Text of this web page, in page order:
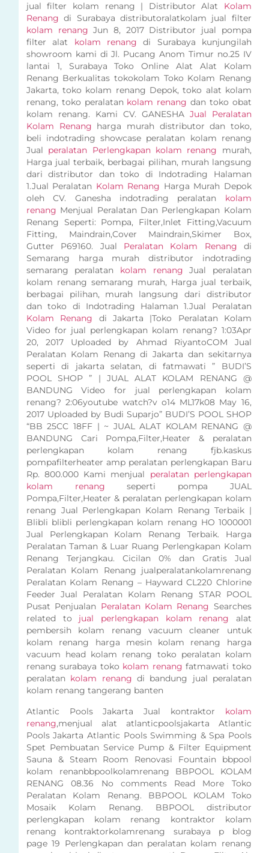
jual filter kolam renang | Distributor Alat Kolam
Renang di Surabaya distributoralatkolam jual filter
kolam renang Jun 8, 2017 Distributor jual pompa
filter alat kolam renang di Surabaya kunjungilah
showroom kami di Jl. Pucang Anom Timur no.25 IV
lantai 1, Surabaya Toko Online Alat Alat Kolam
Renang Berkualitas tokokolam Toko Kolam Renang
Jakarta, toko kolam renang Depok, toko alat kolam
renang, toko peralatankolam renang dan toko obat
kolam renang. Kami CV. GANESHA Jual Peralatan
Kolam Renang harga murah distributor dan toko,
beli indotrading showcase peralatan kolam renang
Jual peralatan Perlengkapan kolam renang murah,
Harga jual terbaik, berbagai pilihan, murah langsung
dari distributor dan toko di Indotrading Halaman
1.Jual Peralatan Kolam Renang Harga Murah Depok
oleh CV. Ganesha indotrading peralatan kolam
renang Menjual Peralatan Dan Perlengkapan Kolam
Renang Seperti: Pompa, Filter,Inlet Fitting,Vacuum
Fitting, Maindrain,Cover Maindrain,Skimer Box,
Gutter P69160. Jual Peralatan Kolam Renang di
Semarang harga murah distributor indotrading
semarang peralatan kolam renang Jual peralatan
kolam renang semarang murah, Harga jual terbaik,
berbagai pilihan, murah langsung dari distributor
dan toko di Indotrading Halaman 1.Jual Peralatan
Kolam Renang di Jakarta |Toko Peralatan Kolam
Video for jual perlengkapan kolam renang? 1:03Apr
20, 2017 Uploaded by Ahmad RiyantoCOM Jual
Peralatan Kolam Renang di Jakarta dan sekitarnya
seperti di jakarta selatan, di fatmawati ” BUDI’S
POOL SHOP ” | JUAL ALAT KOLAM RENANG @
BANDUNG Video for jual perlengkapan kolam
renang? 2:06youtube watch?v o14 ML17k08 May 16,
2017 Uploaded by Budi Suparjo” BUDI’S POOL SHOP
“BB 25CC 18FF | ~ JUAL ALAT KOLAM RENANG @
BANDUNG Cari Pompa,Filter,Heater & peralatan
perlengkapan kolam renang fjb.kaskus
pompafilterheater amp peralatan perlengkapan Baru
Rp. 800.000 Kami menjual peralatan perlengkapan
kolam renang seperti pompa JUAL
Pompa,Filter,Heater & peralatan perlengkapan kolam
renang Jual Perlengkapan Kolam Renang Terbaik |
Blibli blibli perlengkapan kolam renang HO 1000001
Jual Perlengkapan Kolam Renang Terbaik. Harga
Peralatan Taman & Luar Ruang Perlengkapan Kolam
Renang Terjangkau. Cicilan 0% dan Gratis Jual
Peralatan Kolam Renang jualperalatankolamrenang
Peralatan Kolam Renang – Hayward CL220 Chlorine
Feeder Jual Peralatan Kolam Renang STAR POOL
Pusat Penjualan Peralatan Kolam Renang Searches
related to jual perlengkapan kolam renang alat
pembersih kolam renang vacuum cleaner untuk
kolam renang harga mesin kolam renang harga
vacuum head kolam renang toko peralatan kolam
renang surabaya toko kolam renang fatmawati toko
peralatan kolam renang di bandung jual peralatan
kolam renang tangerang banten
Atlantic Pools Jakarta Jual kontraktor kolam
renang,menjual alat atlanticpoolsjakarta Atlantic
Pools Jakarta Atlantic Pools Swimming & Spa Pools
Spet Pembuatan Service Pump & Filter Equipment
Sauna & Steam Room Renovasi Fountain bbpool
kolam renanbbpoolkolamrenang BBPOOL KOLAM
RENANG 08.36 No comments Read More Toko
Peralatan Kolam Renang. BBPOOL KOLAM Toko
Mosaik Kolam Renang. BBPOOL distributor
perlengkapan kolam renang kontraktor kolam
renang kontraktorkolamrenang surabaya p blog
page 19 Perlengkapan dan peralatan kolam renang